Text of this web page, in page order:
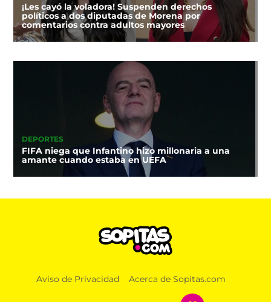
¡Les cayó la voladora! Suspenden derechos
políticos a dos diputadas de Morena por
comentarios contra adultos mayores
DEPORTES
FIFA niega que Infantino hizo millonaria a una
amante cuando estaba en UEFA
Aviso de Privacidad Acerca de Sopitas.com